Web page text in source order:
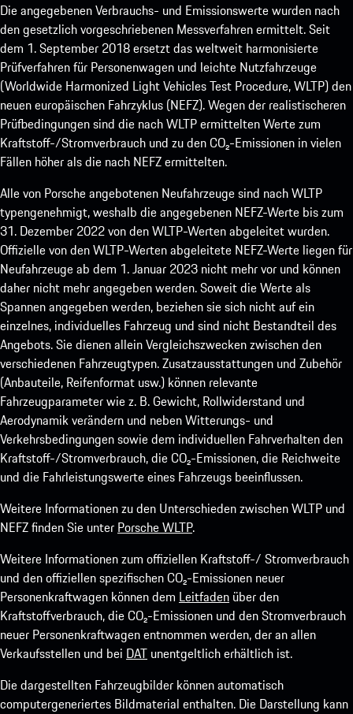
Die angegebenen Verbrauchs- und Emissionswerte wurden nach
den gesetzlich vorgeschriebenen Messverfahren ermittelt. Seit
dem 1. September 2018 ersetzt das weltweit harmonisierte
Prüfverfahren für Personenwagen und leichte Nutzfahrzeuge
(Worldwide Harmonized Light Vehicles Test Procedure, WLTP) den
neuen europäischen Fahrzyklus (NEFZ). Wegen der realistischeren
Prüfbedingungen sind die nach WLTP ermittelten Werte zum
Kraftstoff-/Stromverbrauch und zu den CO₂-Emissionen in vielen
Fällen höher als die nach NEFZ ermittelten.
Alle von Porsche angebotenen Neufahrzeuge sind nach WLTP
typengenehmigt, weshalb die angegebenen NEFZ-Werte bis zum
31. Dezember 2022 von den WLTP-Werten abgeleitet wurden.
Offizielle von den WLTP-Werten abgeleitete NEFZ-Werte liegen für
Neufahrzeuge ab dem 1. Januar 2023 nicht mehr vor und können
daher nicht mehr angegeben werden. Soweit die Werte als
Spannen angegeben werden, beziehen sie sich nicht auf ein
einzelnes, individuelles Fahrzeug und sind nicht Bestandteil des
Angebots. Sie dienen allein Vergleichszwecken zwischen den
verschiedenen Fahrzeugtypen. Zusatzausstattungen und Zubehör
(Anbauteile, Reifenformat usw.) können relevante
Fahrzeugparameter wie z. B. Gewicht, Rollwiderstand und
Aerodynamik verändern und neben Witterungs- und
Verkehrsbedingungen sowie dem individuellen Fahrverhalten den
Kraftstoff-/Stromverbrauch, die CO₂-Emissionen, die Reichweite
und die Fahrleistungswerte eines Fahrzeugs beeinflussen.
Weitere Informationen zu den Unterschieden zwischen WLTP und
NEFZ finden Sie unter Porsche WLTP.
Weitere Informationen zum offiziellen Kraftstoff-/ Stromverbrauch
und den offiziellen spezifischen CO₂-Emissionen neuer
Personenkraftwagen können dem Leitfaden über den
Kraftstoffverbrauch, die CO₂-Emissionen und den Stromverbrauch
neuer Personenkraftwagen entnommen werden, der an allen
Verkaufsstellen und bei DAT unentgeltlich erhältlich ist.
Die dargestellten Fahrzeugbilder können automatisch
computergeneriertes Bildmaterial enthalten. Die Darstellung kann